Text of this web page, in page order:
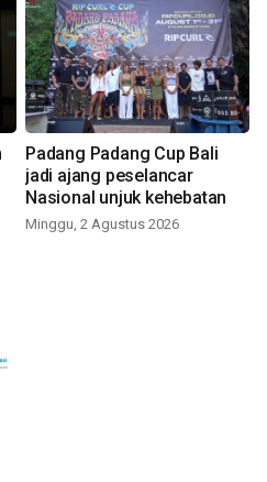
Padang Padang Cup Bali
jadi ajang peselancar
Nasional unjuk kehebatan
Minggu, 2 Agustus 2026